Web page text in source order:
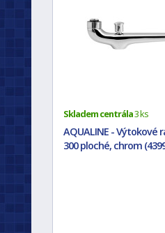
Skladem centrála3 ks
AQUALINE - Výtokové
300 ploché, chrom